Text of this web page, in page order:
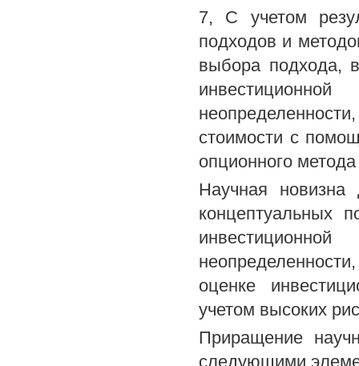
7, С учетом
подходов и
выбора подхода,
стоимости с
опционного
Научная новизна
концептуальных
оценке
учетом высоких
Приращение
следующими